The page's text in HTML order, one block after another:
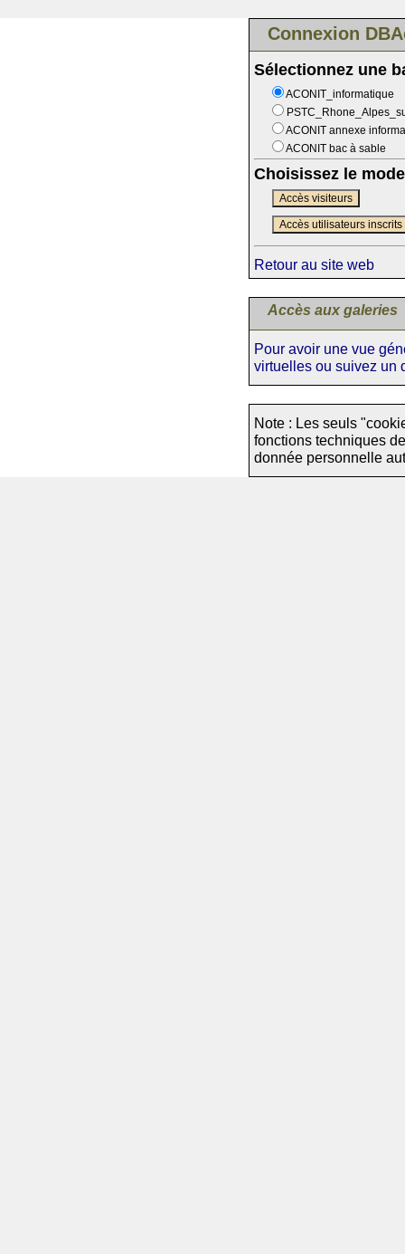
Connexion
Sélectionnez une
ACONIT_informatique
ACONIT annexe
ACONIT bac à sable
Choisissez le
Accès visiteurs
Accès utilisateurs inscrits
Retour au site web
Accès aux galeries
Pour avoir une vue
virtuelles ou suivez un
Note : Les seuls
fonctions techniques
donnée personnelle